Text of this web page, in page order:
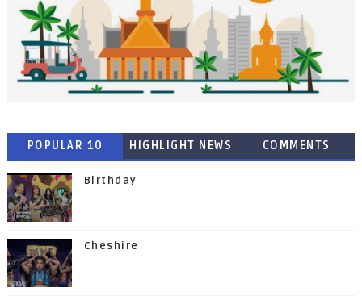
POPULAR 10 HIGHLIGHT NEWS COMMENTS
Birthday
Cheshire